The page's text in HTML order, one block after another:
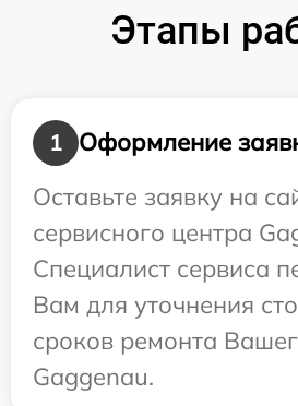
Этапы
1
Оформление
Оставьте заявку на
сервисного центра
Специалист сервиса
Вам для уточнения
сроков ремонта
Gaggenau.